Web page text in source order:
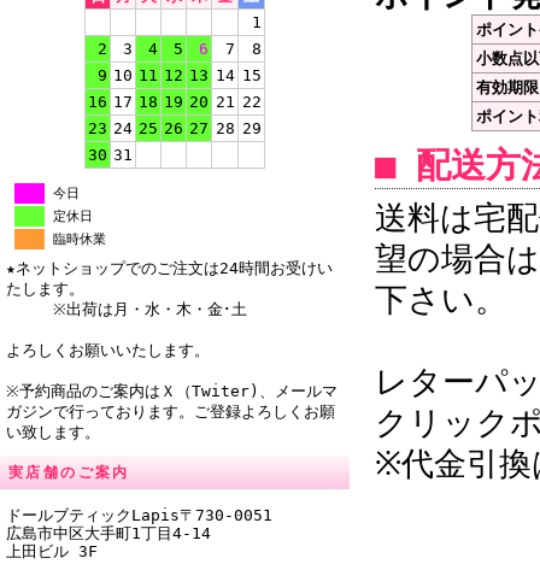
1
2
3 4 5 6 7
8
9 10 11 12 13 14 15
16 17 18 19 20 21 22
23 24 25 26 27 28 29
30 31
今日
定休日
臨時休業
★ネットショップでのご注文は24時間お受けい
たします。
※出荷は月・水・木・金･土
よろしくお願いいたします。
※予約商品のご案内はＸ（Twiter)、メールマ
ガジンで行っております。ご登録よろしくお願
い致します。
実店舗のご案内
ドールブティックLapis〒730-0051
広島市中区大手町1丁目4-14
上田ビル 3F
ポイン
小数点
有効期限
ポイン
■ 配送方
送料は宅
望の場合
下さい。
レターパ
クリック
※代金引換